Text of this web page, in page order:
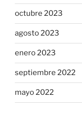
octubre 2023
agosto 2023
enero 2023
septiembre 2022
mayo 2022